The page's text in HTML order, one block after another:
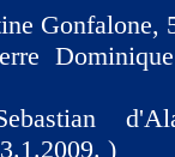
Gonfalone,
)